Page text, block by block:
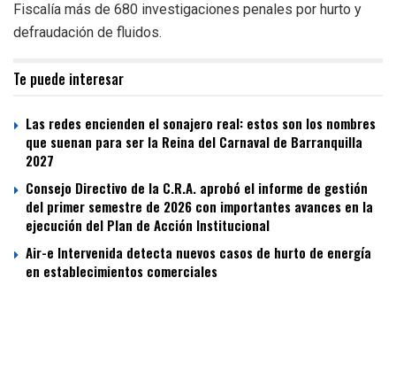
Fiscalía más de 680 investigaciones penales por hurto y
defraudación de fluidos.
Te puede interesar
Las redes encienden el sonajero real: estos son los nombres
que suenan para ser la Reina del Carnaval de Barranquilla
2027
Consejo Directivo de la C.R.A. aprobó el informe de gestión
del primer semestre de 2026 con importantes avances en la
ejecución del Plan de Acción Institucional
Air-e Intervenida detecta nuevos casos de hurto de energía
en establecimientos comerciales